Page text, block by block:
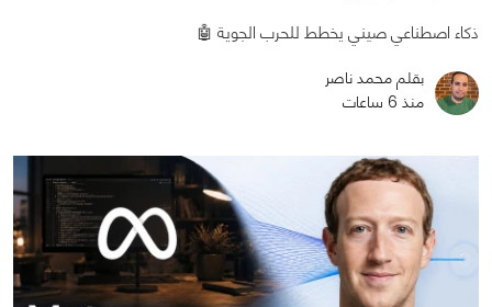
ذكاء اصطناعي صيني يخطط للحرب الجوية 🤖
بقلم محمد ناصر
منذ 6 ساعات